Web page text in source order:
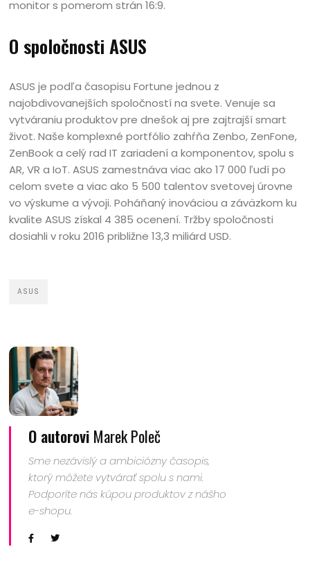
monitor s pomerom strán 16:9.
O spoločnosti ASUS
ASUS je podľa časopisu Fortune jednou z
najobdivovanejších spoločností na svete. Venuje sa
vytváraniu produktov pre dnešok aj pre zajtrajší smart
život. Naše komplexné portfólio zahŕňa Zenbo, ZenFone,
ZenBook a celý rad IT zariadení a komponentov, spolu s
AR, VR a IoT. ASUS zamestnáva viac ako 17 000 ľudí po
celom svete a viac ako 5 500 talentov svetovej úrovne
vo výskume a vývoji. Poháňaný inováciou a záväzkom ku
kvalite ASUS získal 4 385 ocenení. Tržby spoločnosti
dosiahli v roku 2016 približne 13,3 miliárd USD.
ASUS
O autorovi Marek Poleč
Sme nezávislý a ambiciózny časopis,
ktorý môžete vytvárať spolu s nami.
Podporíte nás kúpou produktov z nášho
e-shopu.